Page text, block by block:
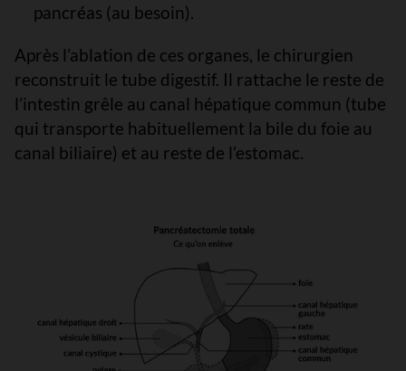
pancréas (au besoin).
Après l’ablation de ces organes, le chirurgien
reconstruit le tube digestif. Il rattache le reste de
l’intestin grêle au canal hépatique commun (tube
qui transporte habituellement la bile du foie au
canal biliaire) et au reste de l’estomac.